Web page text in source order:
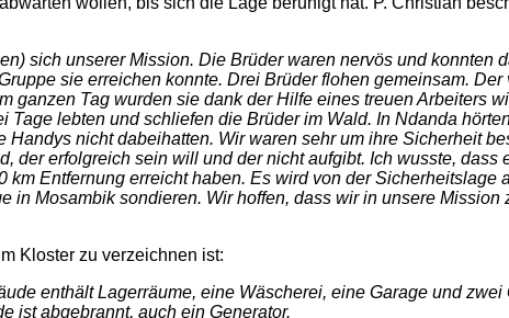
sich unserer Mission. Die Brüder waren nervös und konnten
sie erreichen konnte. Drei Brüder flohen gemeinsam.
ganzen Tag wurden sie dank der Hilfe eines treuen Arbeiters
lebten und schliefen die Brüder im Wald. In Ndanda
nicht dabeihatten. Wir waren sehr um ihre Sicherheit
der erfolgreich sein will und der nicht aufgibt. Ich wusste, dass
Entfernung erreicht haben. Es wird von der Sicherheitslage
in Mosambik sondieren. Wir hoffen, dass wir in unsere
Kloster zu verzeichnen ist:
enthält Lagerräume, eine Wäscherei, eine Garage und zwei
ist abgebrannt, auch ein Generator.